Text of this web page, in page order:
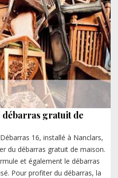
débarras gratuit de
16, installé à Nanclars,
du débarras gratuit de maison.
et également le débarras
Pour profiter du débarras, la